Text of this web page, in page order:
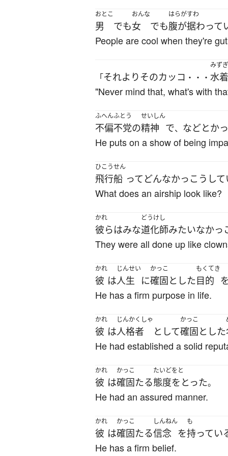
おとこ
男 でも
おんな
女 でも
はらがすわ
腹が据わって
People are cool when they're
「それよりそのカッコ ・・・
みずぎ
水着
"Never mind that, what's with
ふへんふとう
不偏不党の
せいしん
精神 で、 などとか
He puts on a show of being
ひこうせん
飛行船 って どんなかっこう し
What does an airship look like?
かれ
彼らはみな
どうけし
道化師みたいなかっ
They were all done up like
かれ
彼 は
じんせい
人生 に
かっこ
確固と した
もくてき
目的
He has a firm purpose in life.
かれ
彼 は
じんかくしゃ
人格者 として
かっこ
確固と した
He had established a solid
かれ
彼 は
かっこ
確固たる
たいどをと
態度をとった。
He had an assured manner.
かれ
彼 は
かっこ
確固たる
しんねん
信念 を
も
持ってい
He has a firm belief.